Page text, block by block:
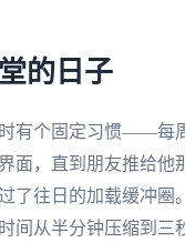
的日子
有个固定习惯——每
面，直到朋友推给
了往日的加载缓冲
间从半分钟压缩到三